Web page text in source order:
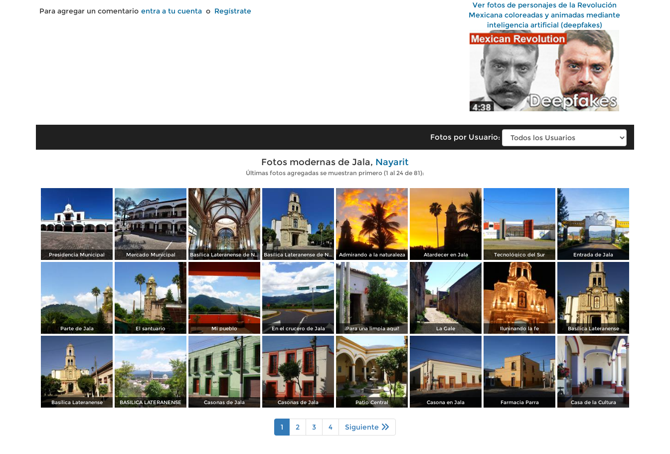
Para agregar un comentario entra a tu cuenta o Regístrate
Ver fotos de personajes de la Revolución
Mexicana coloreadas y animadas mediante
inteligencia artificial (deepfakes)
Fotos por Usuario:
Fotos modernas de Jala, Nayarit
Últimas fotos agregadas se muestran primero (1 al 24 de 81):
Presidencia Municipal Mercado Municipal Basílica Lateranense de N.S. de la Asunción Basílica Lateranense de N.S. de la Asunción Admirando a la naturaleza Atardecer en Jala Tecnológico del Sur Entrada de Jala
Parte de Jala El santuario Mi pueblo En el crucero de Jala ¡Para una limpia aquí! La Gale Iluninando la fe Basílica Lateranense
Basílica Lateranense BASILICA LATERANENSE Casonas de Jala Casonas de Jala Patio Central Casona en Jala Farmacia Parra Casa de la Cultura
1 2 3 4 Siguiente